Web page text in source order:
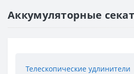
Аккумуляторные
Телескопические удлинители